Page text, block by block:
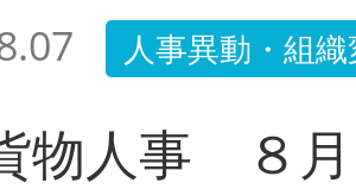
人事異動・組
物人事 ８